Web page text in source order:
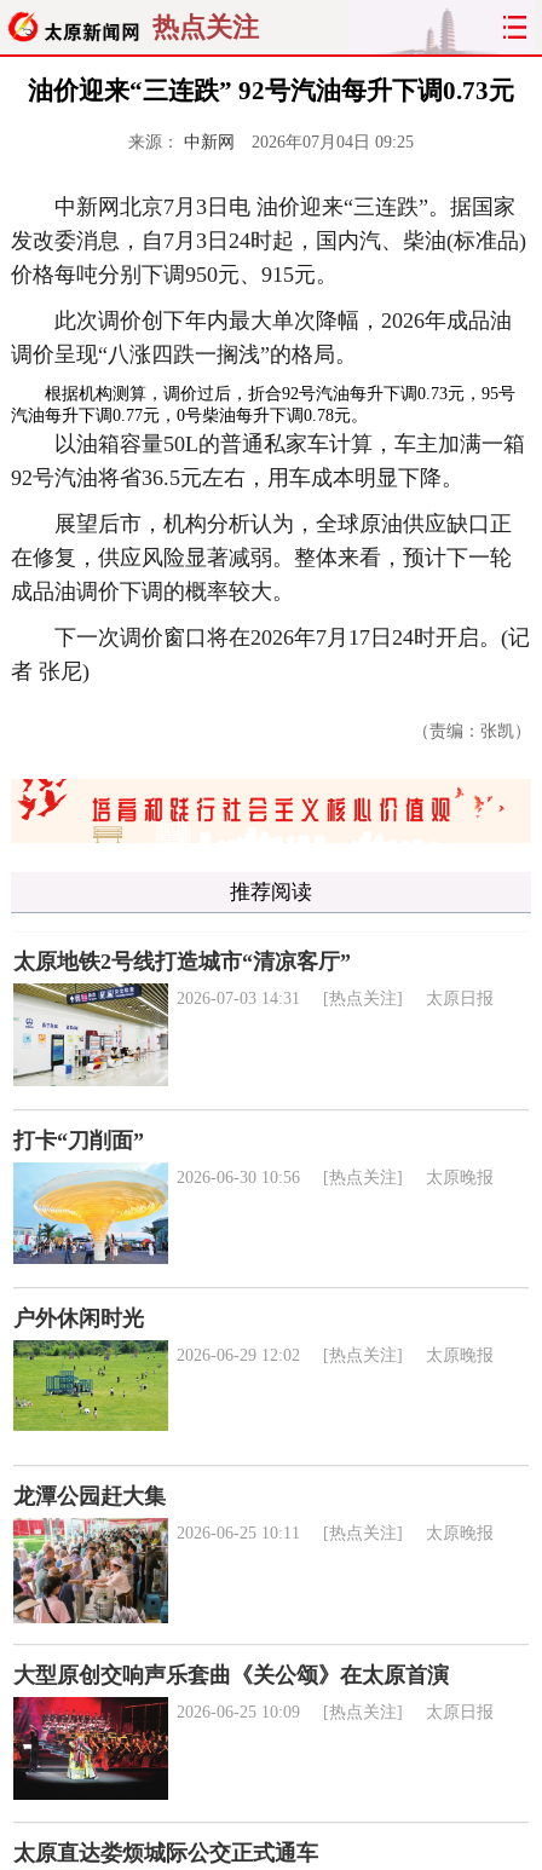
热点关注
油价迎来“三连跌” 92号汽油每升下调0.73元
来源： 中新网 2026年07月04日 09:25
中新网北京7月3日电 油价迎来“三连跌”。据国家
发改委消息，自7月3日24时起，国内汽、柴油(标准品)
价格每吨分别下调950元、915元。
此次调价创下年内最大单次降幅，2026年成品油
调价呈现“八涨四跌一搁浅”的格局。
根据机构测算，调价过后，折合92号汽油每升下调0.73元，95号
汽油每升下调0.77元，0号柴油每升下调0.78元。
以油箱容量50L的普通私家车计算，车主加满一箱
92号汽油将省36.5元左右，用车成本明显下降。
展望后市，机构分析认为，全球原油供应缺口正
在修复，供应风险显著减弱。整体来看，预计下一轮
成品油调价下调的概率较大。
下一次调价窗口将在2026年7月17日24时开启。(记
者 张尼)
（责编：张凯）
推荐阅读
太原地铁2号线打造城市“清凉客厅”
2026-07-03 14:31 [热点关注] 太原日报
打卡“刀削面”
2026-06-30 10:56 [热点关注] 太原晚报
户外休闲时光
2026-06-29 12:02 [热点关注] 太原晚报
龙潭公园赶大集
2026-06-25 10:11 [热点关注] 太原晚报
大型原创交响声乐套曲《关公颂》在太原首演
2026-06-25 10:09 [热点关注] 太原日报
太原直达娄烦城际公交正式通车